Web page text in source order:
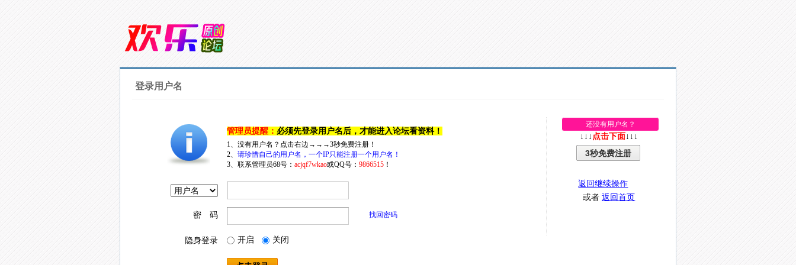
登录用户名
管理员提醒： 必须先登录用户名后，才能进入论坛看资料！
1、没有用户名？点击右边→→→3秒免费注册！
2、 请珍惜自己的用户名，一个IP只能注册一个用户名！
3、联系管理员68号： acjqf7wkao或QQ号： 9866515！
密 码 找回密码
隐身登录 开启 关闭
还没有用户名？
↓↓↓ 点击下面 ↓↓↓
3秒免费注册
返回继续操作
或者返回首页